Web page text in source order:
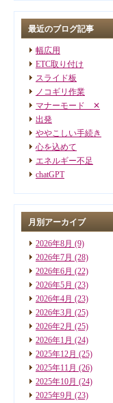
最近のブログ記事
幅広用
ETC取り付け
スライド板
ノコギリ作業
マナーモード ✕
出発
ややこしい手続き
心を込めて
エネルギー不足
chatGPT
月別アーカイブ
2026年8月 (9)
2026年7月 (28)
2026年6月 (22)
2026年5月 (23)
2026年4月 (23)
2026年3月 (25)
2026年2月 (25)
2026年1月 (24)
2025年12月 (25)
2025年11月 (26)
2025年10月 (24)
2025年9月 (23)